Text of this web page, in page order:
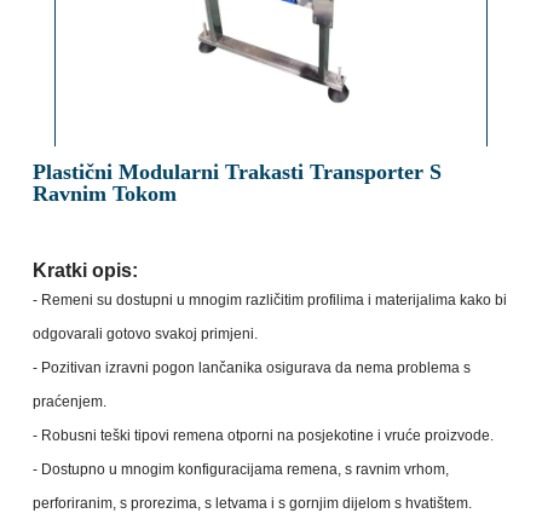
Plastični Modularni Trakasti Transporter S
Ravnim Tokom
Kratki opis:
- Remeni su dostupni u mnogim različitim profilima i materijalima kako bi
odgovarali gotovo svakoj primjeni.
- Pozitivan izravni pogon lančanika osigurava da nema problema s
praćenjem.
- Robusni teški tipovi remena otporni na posjekotine i vruće proizvode.
- Dostupno u mnogim konfiguracijama remena, s ravnim vrhom,
perforiranim, s prorezima, s letvama i s gornjim dijelom s hvatištem.